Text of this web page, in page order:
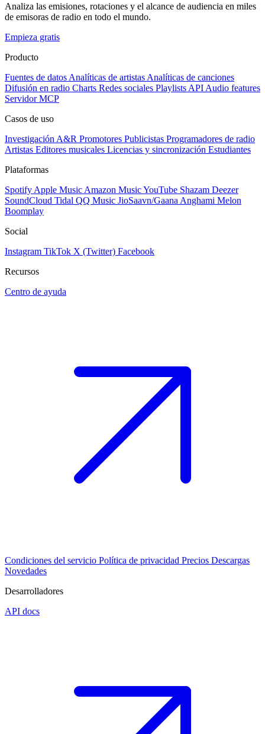
Analiza las emisiones, rotaciones y el alcance de audiencia en miles
de emisoras de radio en todo el mundo.
Empieza gratis
Producto
Fuentes de datos Analíticas de artistas Analíticas de canciones
Difusión en radio Charts Redes sociales Playlists API Audio features
Servidor MCP
Casos de uso
Investigación A&R Promotores Publicistas Programadores de radio
Artistas Editores musicales Licencias y sincronización Estudiantes
Plataformas
Spotify Apple Music Amazon MusicYouTube Shazam Deezer
SoundCloud Tidal QQ Music JioSaavn/Gaana Anghami Melon
Boomplay
Social
Instagram TikTok X (Twitter) Facebook
Recursos
Centro de ayuda
Condiciones del servicio Política de privacidad Precios Descargas
Novedades
Desarrolladores
API docs